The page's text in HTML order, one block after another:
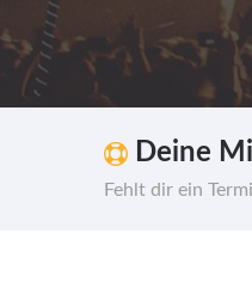
Deine
Fehlt dir ein